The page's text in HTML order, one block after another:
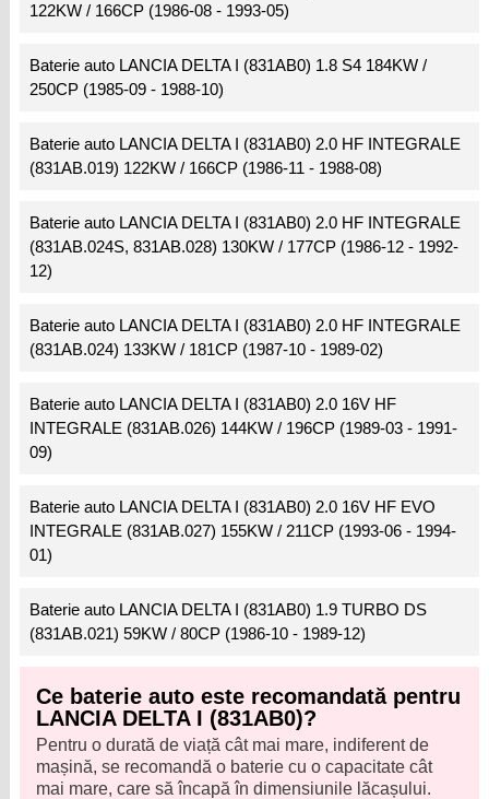
122KW / 166CP (1986-08 - 1993-05)
Baterie auto LANCIA DELTA I (831AB0) 1.8 S4 184KW /
250CP (1985-09 - 1988-10)
Baterie auto LANCIA DELTA I (831AB0) 2.0 HF INTEGRALE
(831AB.019) 122KW / 166CP (1986-11 - 1988-08)
Baterie auto LANCIA DELTA I (831AB0) 2.0 HF INTEGRALE
(831AB.024S, 831AB.028) 130KW / 177CP (1986-12 - 1992-
12)
Baterie auto LANCIA DELTA I (831AB0) 2.0 HF INTEGRALE
(831AB.024) 133KW / 181CP (1987-10 - 1989-02)
Baterie auto LANCIA DELTA I (831AB0) 2.0 16V HF
INTEGRALE (831AB.026) 144KW / 196CP (1989-03 - 1991-
09)
Baterie auto LANCIA DELTA I (831AB0) 2.0 16V HF EVO
INTEGRALE (831AB.027) 155KW / 211CP (1993-06 - 1994-
01)
Baterie auto LANCIA DELTA I (831AB0) 1.9 TURBO DS
(831AB.021) 59KW / 80CP (1986-10 - 1989-12)
Ce baterie auto este recomandată pentru
LANCIA DELTA I (831AB0)?
Pentru o durată de viață cât mai mare, indiferent de
mașină, se recomandă o baterie cu o capacitate cât
mai mare, care să încapă în dimensiunile lăcașului.